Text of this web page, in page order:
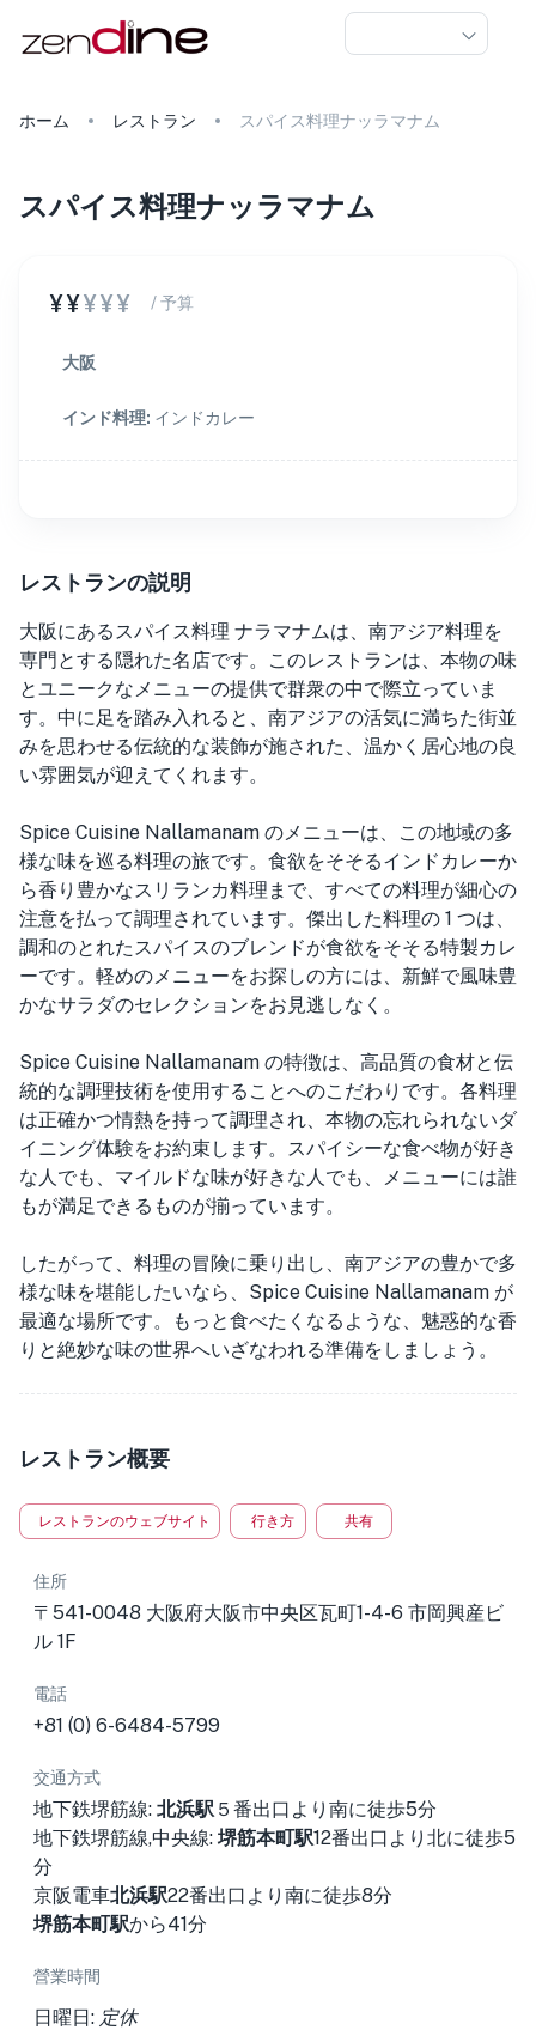
ホーム レストラン スパイス料理ナッラマナム
スパイス料理ナッラマナム
¥¥¥¥¥ / 予算
大阪
インド料理: インドカレー
レストランの説明
大阪にあるスパイス料理 ナラマナムは、南アジア料理を
専門とする隠れた名店です。このレストランは、本物の味
とユニークなメニューの提供で群衆の中で際立っていま
す。中に足を踏み入れると、南アジアの活気に満ちた街並
みを思わせる伝統的な装飾が施された、温かく居心地の良
い雰囲気が迎えてくれます。
Spice Cuisine Nallamanam のメニューは、この地域の多
様な味を巡る料理の旅です。食欲をそそるインドカレーか
ら香り豊かなスリランカ料理まで、すべての料理が細心の
注意を払って調理されています。傑出した料理の 1 つは、
調和のとれたスパイスのブレンドが食欲をそそる特製カレ
ーです。軽めのメニューをお探しの方には、新鮮で風味豊
かなサラダのセレクションをお見逃しなく。
Spice Cuisine Nallamanam の特徴は、高品質の食材と伝
統的な調理技術を使用することへのこだわりです。各料理
は正確かつ情熱を持って調理され、本物の忘れられないダ
イニング体験をお約束します。スパイシーな食べ物が好き
な人でも、マイルドな味が好きな人でも、メニューには誰
もが満足できるものが揃っています。
したがって、料理の冒険に乗り出し、南アジアの豊かで多
様な味を堪能したいなら、Spice Cuisine Nallamanam が
最適な場所です。もっと食べたくなるような、魅惑的な香
りと絶妙な味の世界へいざなわれる準備をしましょう。
レストラン概要
レストランのウェブサイト 行き方 共有
住所
〒541-0048 大阪府大阪市中央区瓦町1-4-6 市岡興産ビ
ル 1F
電話
+81 (0) 6-6484-5799
交通方式
地下鉄堺筋線: 北浜駅 ５番出口より南に徒歩5分
地下鉄堺筋線,中央線: 堺筋本町駅12番出口より北に徒歩5
分
京阪電車北浜駅22番出口より南に徒歩8分
堺筋本町駅から41分
營業時間
日曜日: 定休